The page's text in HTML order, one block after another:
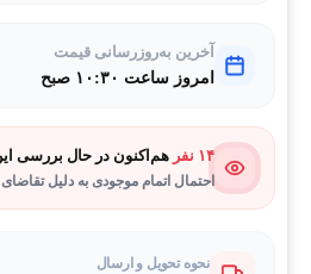
آخرین به‌روزرسانی قیمت
امروز ساعت ۱۰:۳۰ صبح
۱۴ نفر هم‌اکنون در حال بررسی
احتمال اتمام موجودی به دلیل تقاضای
نحوه تحویل و ارسال